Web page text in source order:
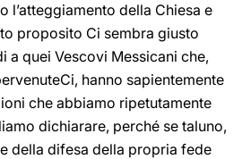
l’atteggiamento della Chiesa e
proposito Ci sembra giusto
a quei Vescovi Messicani che,
hanno sapientemente
che abbiamo ripetutamente
dichiarare, perché se taluno,
della difesa della propria fede